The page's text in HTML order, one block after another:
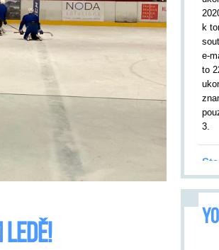
ledě!
k
e-
to
3.